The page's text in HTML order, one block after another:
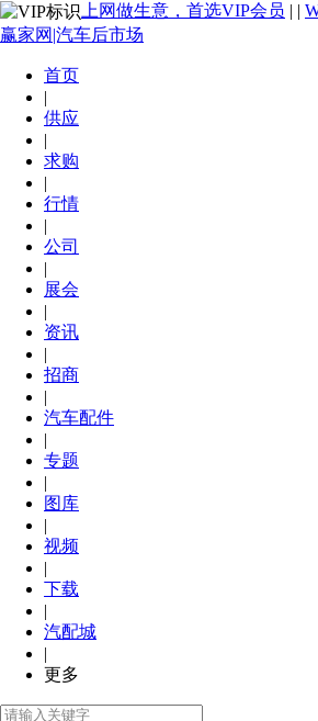
上网做生意，首选VIP会员 | |
赢家网|汽车后市场
首页
|
供应
|
求购
|
行情
|
公司
|
展会
|
资讯
|
招商
|
汽车配件
|
专题
|
图库
|
视频
|
下载
|
汽配城
|
更多